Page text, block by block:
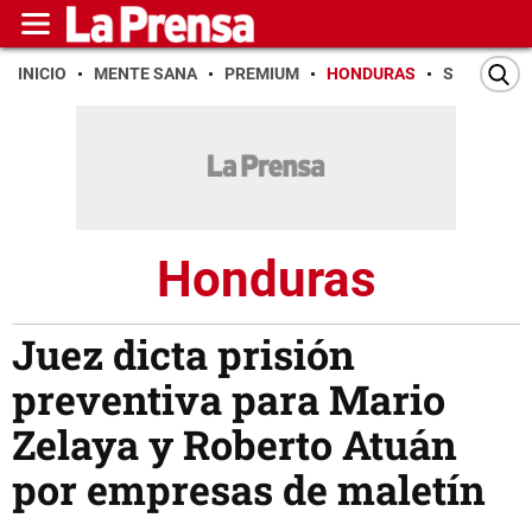
INICIO MENTE SANA PREMIUM HONDURAS SAN PEDRO
Honduras
Juez dicta prisión
preventiva para Mario
Zelaya y Roberto Atuán
por empresas de maletín